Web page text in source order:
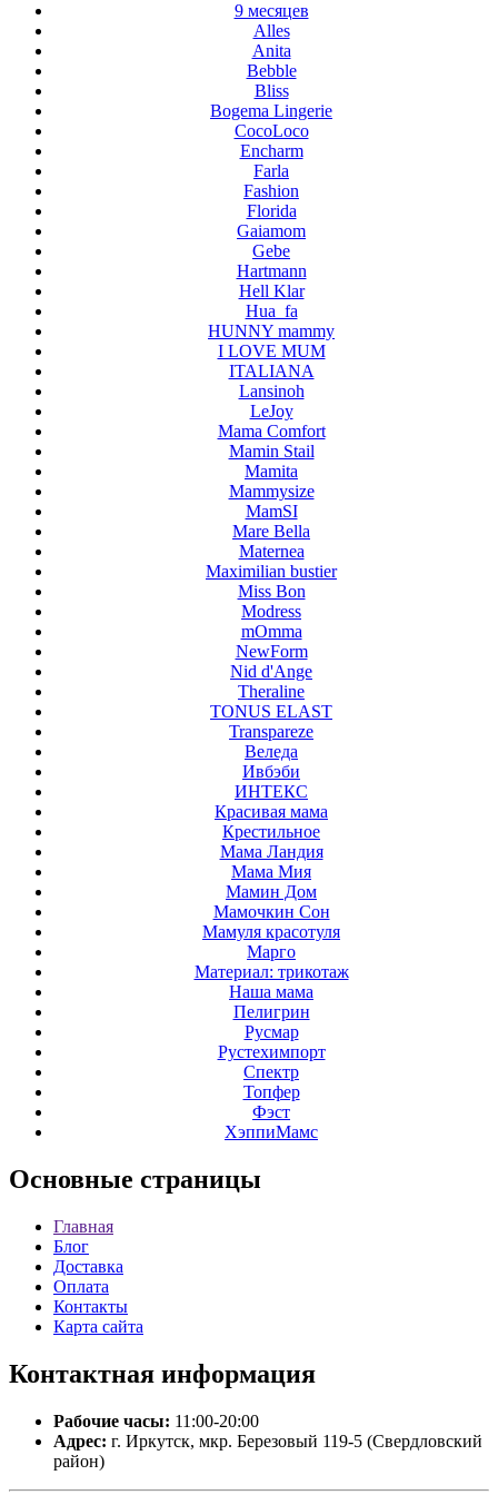
9 месяцев
Alles
Anita
Bebble
Bliss
Bogema Lingerie
CocoLoco
Encharm
Farla
Fashion
Florida
Gaiamom
Gebe
Hartmann
Hell Klar
Hua_fa
HUNNY mammy
I LOVE MUM
ITALIANA
Lansinoh
LeJoy
Mama Comfort
Mamin Stail
Mamita
Mammysize
MamSI
Mare Bella
Maternea
Maximilian bustier
Miss Bon
Modress
mOmma
NewForm
Nid d'Ange
Theraline
TONUS ELAST
Transpareze
Веледа
Ивбэби
ИНТЕКС
Красивая мама
Крестильное
Мама Ландия
Мама Мия
Мамин Дом
Мамочкин Сон
Мамуля красотуля
Марго
Материал: трикотаж
Наша мама
Пелигрин
Русмар
Рустехимпорт
Спектр
Топфер
Фэст
ХэппиМамс
Основные страницы
Главная
Блог
Доставка
Оплата
Контакты
Карта сайта
Контактная информация
Рабочие часы: 11:00-20:00
Адрес: г. Иркутск, мкр. Березовый 119-5 (Свердловский
район)